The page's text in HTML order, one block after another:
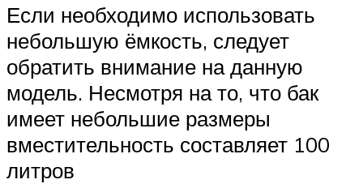
Если необходимо использовать
небольшую ёмкость, следует
обратить внимание на данную
модель. Несмотря на то, что бак
имеет небольшие размеры
вместительность составляет 100
литров